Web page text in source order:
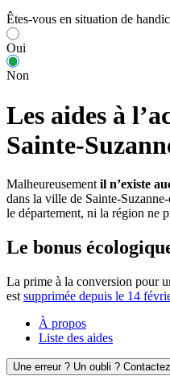
Êtes-vous en situation de
Oui
Non
Les aides à
Sainte-
Malheureusement il n’existe
dans la ville de Sainte-
le département, ni la région ne
Le bonus
La prime à la conversion pour
est supprimée depuis le 14
À propos
Liste des aides
Une erreur ? Un oubli ?